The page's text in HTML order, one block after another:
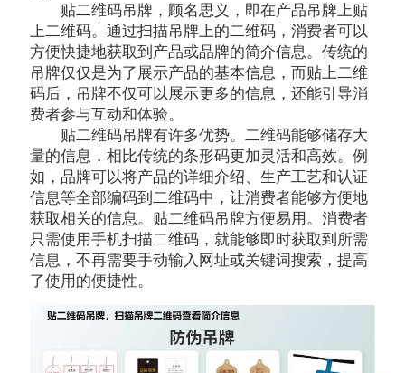
贴二维码吊牌，顾名思义，即在产品吊牌上贴
上二维码。通过扫描吊牌上的二维码，消费者可以
方便快捷地获取到产品或品牌的简介信息。传统的
吊牌仅仅是为了展示产品的基本信息，而贴上二维
码后，吊牌不仅可以展示更多的信息，还能引导消
费者参与互动和体验。
贴二维码吊牌有许多优势。二维码能够储存大
量的信息，相比传统的条形码更加灵活和高效。例
如，品牌可以将产品的详细介绍、生产工艺和认证
信息等全部编码到二维码中，让消费者能够方便地
获取相关的信息。贴二维码吊牌方便易用。消费者
只需使用手机扫描二维码，就能够即时获取到所需
信息，不再需要手动输入网址或关键词搜索，提高
了使用的便捷性。